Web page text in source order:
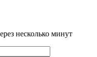
несколько минут